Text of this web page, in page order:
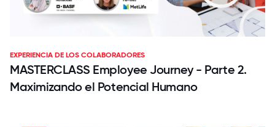
EXPERIENCIA DE LOS COLABORADORES
MASTERCLASS Employee Journey - Parte 2.
Maximizando el Potencial Humano